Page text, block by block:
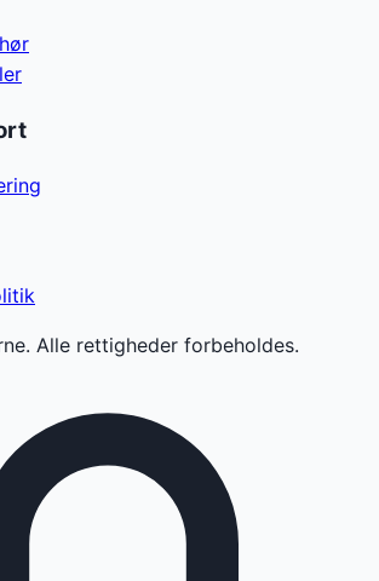
Alle rettigheder forbeholdes.